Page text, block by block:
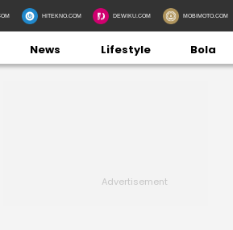
HITEKNO.COM DEWIKU.COM MOBIMOTO.COM
News Lifestyle Bola